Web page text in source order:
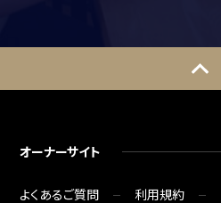
オーナーサイト
よくあるご質問 利用規約